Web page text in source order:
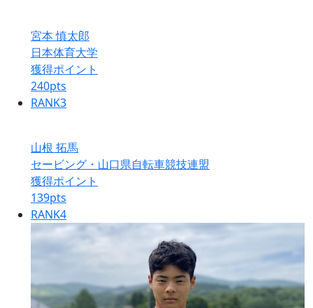
宮本 慎太郎
日本体育大学
獲得ポイント
240pts
RANK3
山根 拓馬
セービング・山口県自転車競技連盟
獲得ポイント
139pts
RANK4